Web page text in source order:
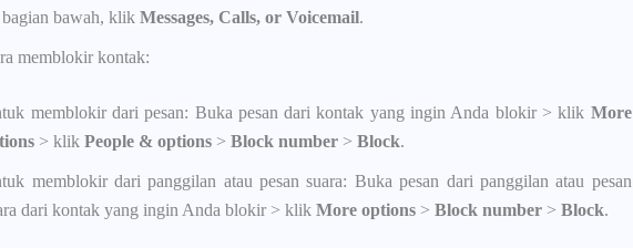
bawah, klikMessages, Calls, or Voicemail.
memblokir kontak:
memblokir dari pesan: Buka pesan dari kontak yang ingin Anda blokir > klik More
> klikPeople & options >Block number >Block.
memblokir dari panggilan atau pesan suara: Buka pesan dari panggilan atau pesan
dari kontak yang ingin Anda blokir > klikMore options >Block number >Block.